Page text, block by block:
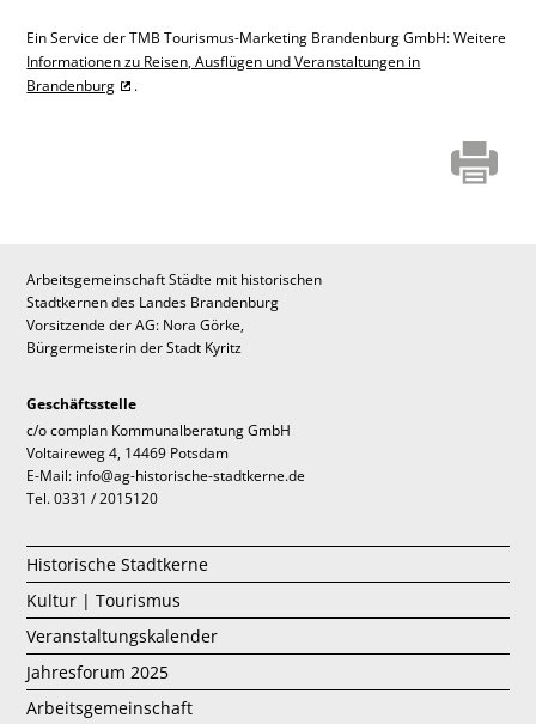
Ein Service der TMB Tourismus-Marketing Brandenburg GmbH: Weitere
Informationen zu Reisen, Ausflügen und Veranstaltungen in
Brandenburg
.
Arbeitsgemeinschaft Städte mit historischen
Stadtkernen des Landes Brandenburg
Vorsitzende der AG: Nora Görke,
Bürgermeisterin der Stadt Kyritz
Geschäftsstelle
c/o complan Kommunalberatung GmbH
Voltaireweg 4, 14469 Potsdam
E-Mail: info@ag-historische-stadtkerne.de
Tel. 0331 / 2015120
Historische Stadtkerne
Kultur | Tourismus
Veranstaltungskalender
Jahresforum 2025
Arbeitsgemeinschaft